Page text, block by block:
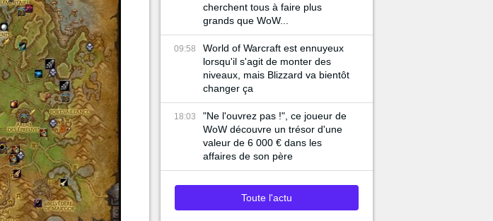
cherchent tous à faire plus
grands que WoW...
09:58
World of Warcraft est ennuyeux
lorsqu'il s'agit de monter des
niveaux, mais Blizzard va bientôt
changer ça
18:03
"Ne l'ouvrez pas !", ce joueur de
WoW découvre un trésor d'une
valeur de 6 000 € dans les
affaires de son père
Toute l'actu